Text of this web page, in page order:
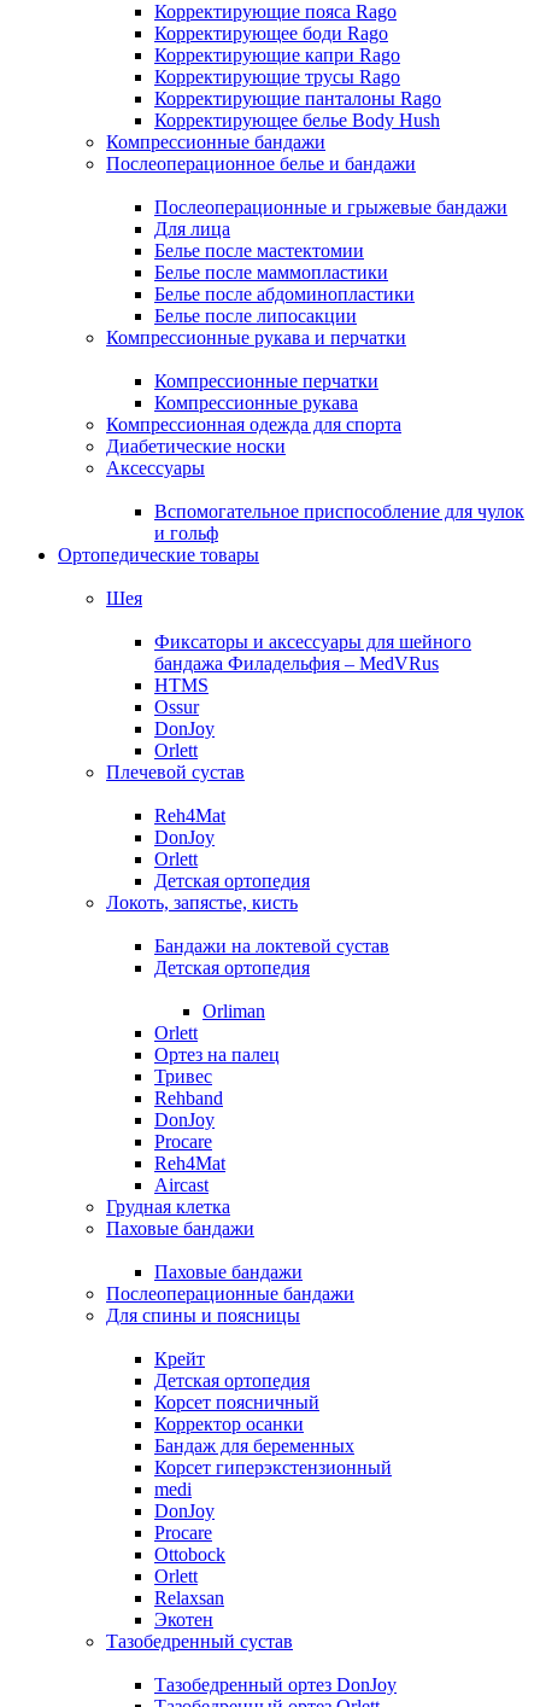
Корректирующие пояса Rago
Корректирующее боди Rago
Корректирующие капри Rago
Корректирующие трусы Rago
Корректирующие панталоны Rago
Корректирующее белье Body Hush
Компрессионные бандажи
Послеоперационное белье и бандажи
Послеоперационные и грыжевые бандажи
Для лица
Белье после мастектомии
Белье после маммопластики
Белье после абдоминопластики
Белье после липосакции
Компрессионные рукава и перчатки
Компрессионные перчатки
Компрессионные рукава
Компрессионная одежда для спорта
Диабетические носки
Аксессуары
Вспомогательное приспособление для чулок
и гольф
Ортопедические товары
Шея
Фиксаторы и аксессуары для шейного
бандажа Филадельфия – MedVRus
HTMS
Ossur
DonJoy
Orlett
Плечевой сустав
Reh4Mat
DonJoy
Orlett
Детская ортопедия
Локоть, запястье, кисть
Бандажи на локтевой сустав
Детская ортопедия
Orliman
Orlett
Ортез на палец
Тривес
Rehband
DonJoy
Procare
Reh4Mat
Aircast
Грудная клетка
Паховые бандажи
Паховые бандажи
Послеоперационные бандажи
Для спины и поясницы
Крейт
Детская ортопедия
Корсет поясничный
Корректор осанки
Бандаж для беременных
Корсет гиперэкстензионный
medi
DonJoy
Procare
Ottobock
Orlett
Relaxsan
Экотен
Тазобедренный сустав
Тазобедренный ортез DonJoy